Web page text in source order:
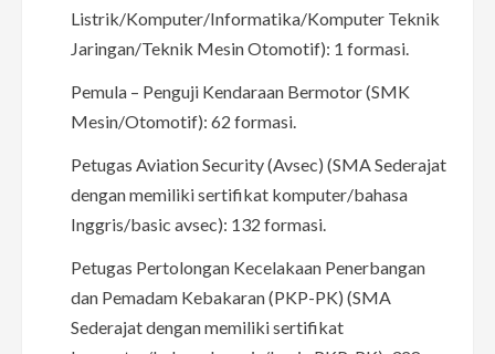
Listrik/Komputer/Informatika/Komputer Teknik
Jaringan/Teknik Mesin Otomotif): 1 formasi.
Pemula – Penguji Kendaraan Bermotor (SMK
Mesin/Otomotif): 62 formasi.
Petugas Aviation Security (Avsec) (SMA Sederajat
dengan memiliki sertifikat komputer/bahasa
Inggris/basic avsec): 132 formasi.
Petugas Pertolongan Kecelakaan Penerbangan
dan Pemadam Kebakaran (PKP-PK) (SMA
Sederajat dengan memiliki sertifikat